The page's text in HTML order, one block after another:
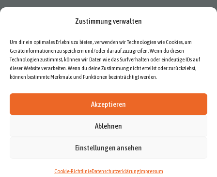
Zustimmung verwalten
Um dir ein optimales Erlebnis zu bieten, verwenden wir Technologien wie Cookies, um
Geräteinformationen zu speichern und/oder darauf zuzugreifen. Wenn du diesen
Technologien zustimmst, können wir Daten wie das Surfverhalten oder eindeutige IDs auf
dieser Website verarbeiten. Wenn du deine Zustimmung nicht erteilst oder zurückziehst,
können bestimmte Merkmale und Funktionen beeinträchtigt werden.
Akzeptieren
Ablehnen
Einstellungen ansehen
Cookie-RichtlinieDatenschutzerklärungImpressum
Datenschutzerklärung
Cookie-Richtlinie (EU)